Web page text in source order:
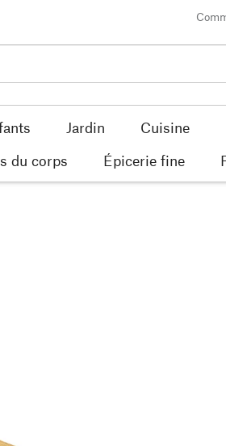
Jardin Cuisine
du corps Épicerie fine